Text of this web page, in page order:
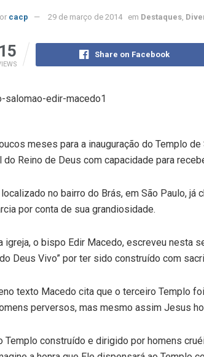
cacp 29 de março de 2014 em Destaques
15 Share on Facebook
meses para a inauguração do Templo
do Reino de Deus com capacidade para
no bairro do Brás, em São Paulo, já
por conta de sua grandiosidade.
igreja, o bispo Edir Macedo, escreveu nesta
Deus Vivo” por ter sido construído com
texto Macedo cita que o terceiro Templo
perversos, mas mesmo assim Jesus
Templo construído e dirigido por homens